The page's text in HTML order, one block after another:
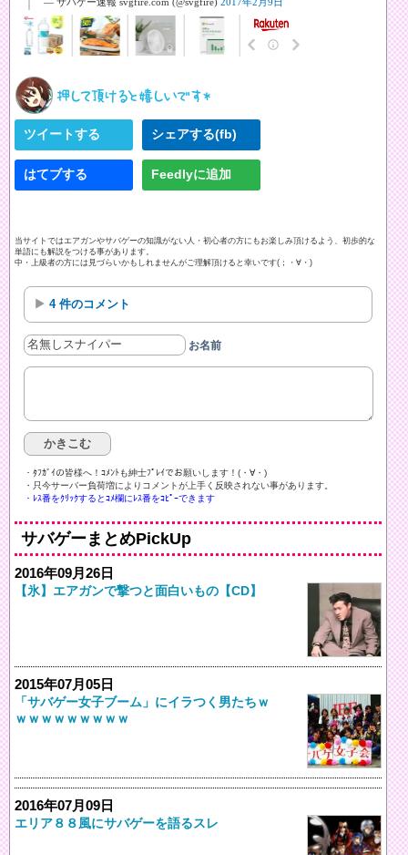
ツイートする シェアする(fb)
はてブする Feedlyに追加
当サイトではエアガンやサバゲーの知識がない人・初心者の方にもお楽しみ頂けるよう、初歩的な
単語にも解説をつける事があります。
中・上級者の方には見づらいかもしれませんがご理解頂けると幸いです(；・∀・)
4 件のコメント
お名前
・ﾀﾌｶﾞｲの皆様へ！ｺﾒﾝﾄも紳士ﾌﾟﾚｲでお願いします！(・∀・)ゞ
・只今サーバー負荷増によりコメントが上手く反映されない事があります。
・ﾚｽ番をｸﾘｯｸするとｺﾒ欄にﾚｽ番をｺﾋﾟｰできます
サバゲーまとめPickUp
2016年09月26日
【氷】エアガンで撃つと面白いもの【CD】
2015年07月05日
「サバゲー女子ブーム」にイラつく男たちｗ
ｗｗｗｗｗｗｗｗｗ
2016年07月09日
エリア８８風にサバゲーを語るスレ